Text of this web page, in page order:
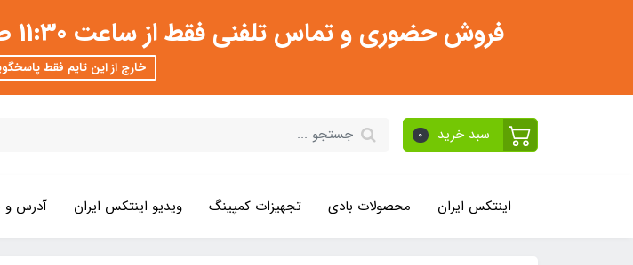
فروش حضوری و تماس تلفنی فقط از ساعت 11:30 صبح تا 2 عصر و 3 تا 8 شب امکان پذیر است
خارج از این تایم فقط
سبد خرید 0
اینتکس ایران محصولات بادی تجهیزات کمپینگ ویدیو اینتکس ایران آدرس و